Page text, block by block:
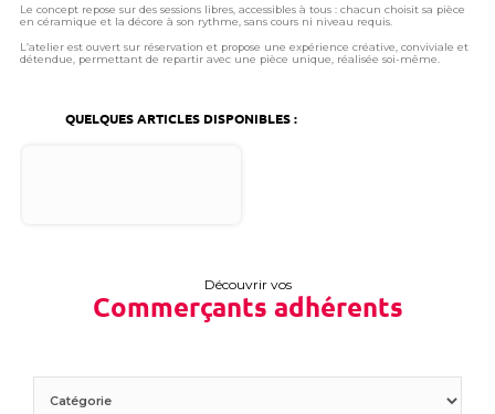
Le concept repose sur des sessions libres, accessibles à tous : chacun choisit sa pièce
en céramique et la décore à son rythme, sans cours ni niveau requis.
L’atelier est ouvert sur réservation et propose une expérience créative, conviviale et
détendue, permettant de repartir avec une pièce unique, réalisée soi-même.
QUELQUES ARTICLES DISPONIBLES :
Découvrir vos
Commerçants adhérents